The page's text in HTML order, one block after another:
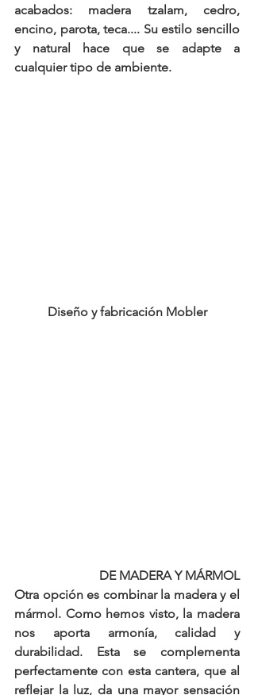
acabados: madera tzalam, cedro,
encino, parota, teca.... Su estilo sencillo
y natural hace que se adapte a
cualquier tipo de ambiente.
Diseño y fabricación Mobler
DE MADERA Y MÁRMOL
Otra opción es combinar la madera y el
mármol. Como hemos visto, la madera
nos aporta armonía, calidad y
durabilidad. Esta se complementa
perfectamente con esta cantera, que al
reflejar la luz, da una mayor sensación